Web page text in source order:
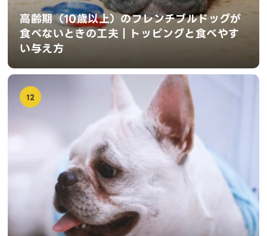
高齢期（10歳以上）のフレンチブルドッグが
食べないときの工夫｜トッピングと食べやす
い与え方
12